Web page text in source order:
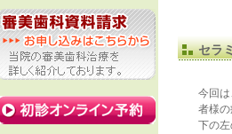
セラ
今回
者様の
下の左